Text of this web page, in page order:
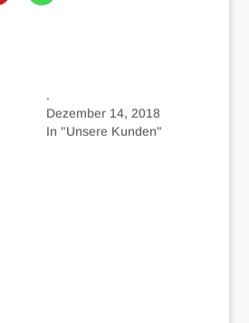
.
Dezember 14, 2018
In "Unsere Kunden"